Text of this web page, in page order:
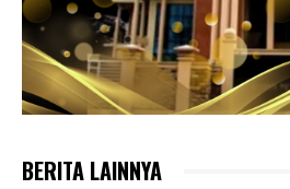
BERITA LAINNYA